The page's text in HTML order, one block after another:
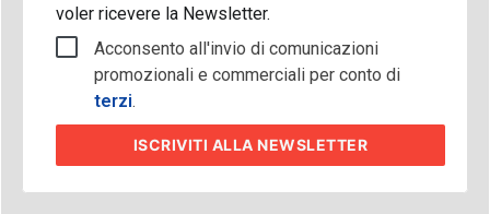
voler ricevere la Newsletter.
Acconsento all'invio di comunicazioni
promozionali e commerciali per conto di
terzi.
ISCRIVITI ALLA NEWSLETTER